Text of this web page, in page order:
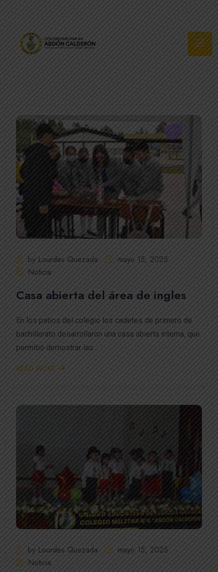
by Lourdes Quezada
mayo 15, 2025
Noticia
Casa abierta del área de ingles
En los patios del colegio los cadetes de primero de
bachillerato desarrollaron una casa abierta interna, que
permitió demostrar las...
READ MORE
by Lourdes Quezada
mayo 15, 2025
Noticia